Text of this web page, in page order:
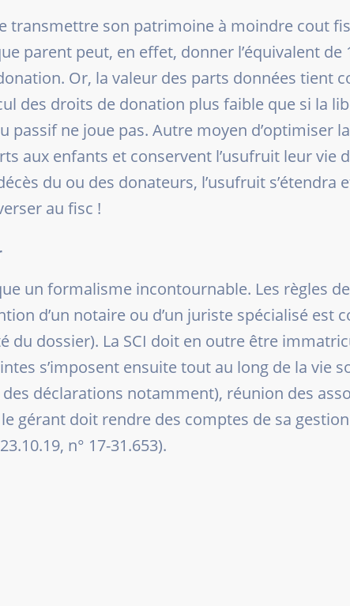
transmettre son patrimoine à moindre cout
parent peut, en effet, donner l’équivalent de
Or, la valeur des parts données tient
des droits de donation plus faible que si la
ne joue pas. Autre moyen d’optimiser
aux enfants et conservent l’usufruit leur vie
du ou des donateurs, l’usufruit s’étendra
au fisc !
un formalisme incontournable. Les règles
d’un notaire ou d’un juriste spécialisé est
du dossier). La SCI doit en outre être
s’imposent ensuite tout au long de la vie
déclarations notamment), réunion des
gérant doit rendre des comptes de sa
n° 17-31.653).